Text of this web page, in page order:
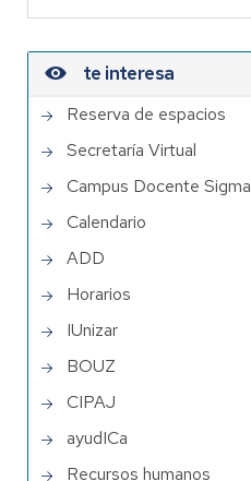
te interesa
Reserva de espacios
Secretaría Virtual
Campus Docente Sigma
Calendario
ADD
Horarios
IUnizar
BOUZ
CIPAJ
ayudICa
Recursos humanos